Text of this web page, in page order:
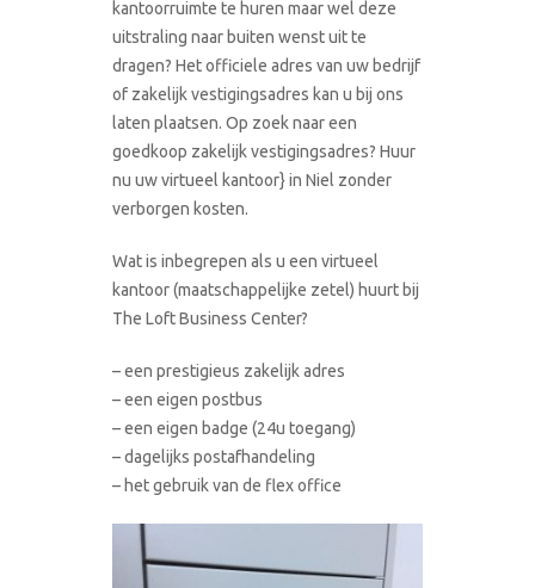
kantoorruimte te huren maar wel deze
uitstraling naar buiten wenst uit te
dragen? Het officiele adres van uw bedrijf
of zakelijk vestigingsadres kan u bij ons
laten plaatsen. Op zoek naar een
goedkoop zakelijk vestigingsadres? Huur
nu uw virtueel kantoor} in Niel zonder
verborgen kosten.
Wat is inbegrepen als u een virtueel
kantoor (maatschappelijke zetel) huurt bij
The Loft Business Center?
– een prestigieus zakelijk adres
– een eigen postbus
– een eigen badge (24u toegang)
– dagelijks postafhandeling
– het gebruik van de flex office